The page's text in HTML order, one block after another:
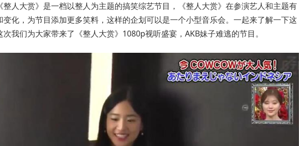
整人大赏》是一档以整人为主题的搞笑综艺节目，《整人大赏》在参演艺人和主题有
变化，为节目添加更多笑料，这样的企划可以是一个小型音乐会。一起来了解一下这
我们为大家带来了《整人大赏》1080p视听盛宴，AKB妹子难逃的节目。